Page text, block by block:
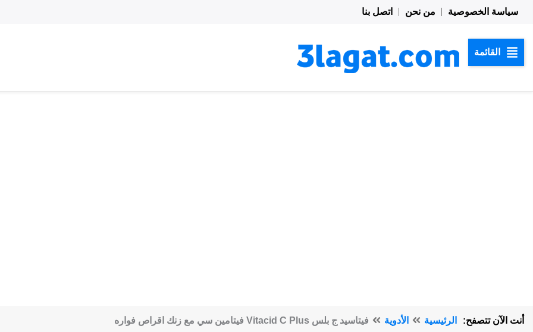
المحتوى
سياسة الخصوصية من نحن اتصل بنا
القائمة
أنت الآن تتصفح: الرئيسية الأدوية فيتاسيد ج بلس Vitacid C Plus فيتامين سي مع زنك اقراص فواره